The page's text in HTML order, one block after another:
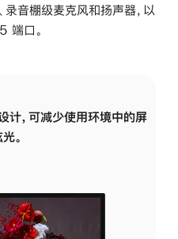
音棚级麦克风和扬声器，以
端口。
计，可减少使用环境中的屏
。